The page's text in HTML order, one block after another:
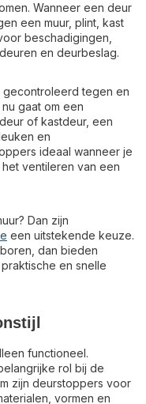
Wanneer een deur
een muur, plint, kast
beschadigingen,
en deurbeslag.
tegen en
gaat om een
of kastdeur, een
en
ideaal wanneer je
ventileren van een
Dan zijn
een uitstekende keuze.
dan bieden
en snelle
functioneel.
rol bij de
zijn deurstoppers voor
vormen en